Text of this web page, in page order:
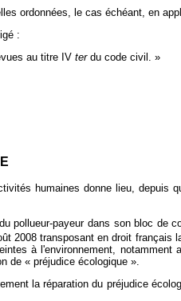
ordonnées, le cas échéant, en
:
au titre IVterdu code civil. »
humaines donne lieu, depuis
payeur dans son bloc de
2008 transposant en droit français
à l'environnement, notamment
de « préjudice écologique ».
la réparation du préjudice